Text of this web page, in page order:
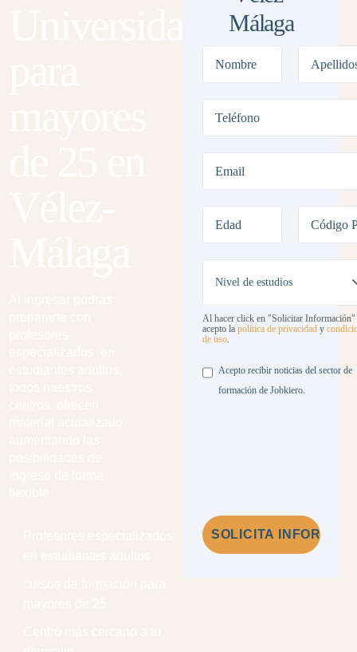
Málaga
Al hacer click en "Solicitar Información"
acepto la política de privacidad y
de uso.
LegalAcepto recibir noticias del sector de
formación de Jobkiero.